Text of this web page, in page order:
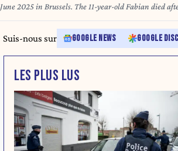
2025 in Brussels. The 11-year-old Fabian died
at the Elisabeth park in Ganshoren. BELGA PHOTO
Suis-nous sur GOOGLE NEWS GOOGLE
LES PLUS LUS